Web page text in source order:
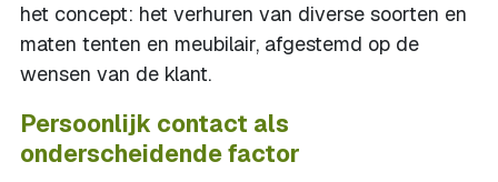
het concept: het verhuren van diverse soorten en
maten tenten en meubilair, afgestemd op de
wensen van de klant.
Persoonlijk contact als
onderscheidende factor